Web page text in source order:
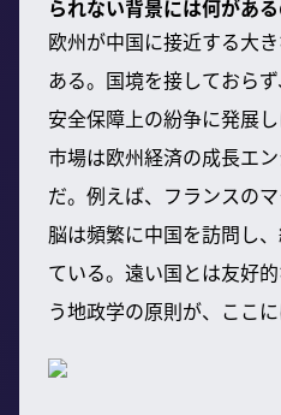
られない背景には何があ
欧州が中国に接近する大
ある。国境を接しておら
安全保障上の紛争に発展
市場は欧州経済の成長エ
だ。例えば、フランスの
脳は頻繁に中国を訪問し
ている。遠い国とは友好
う地政学の原則が、ここ